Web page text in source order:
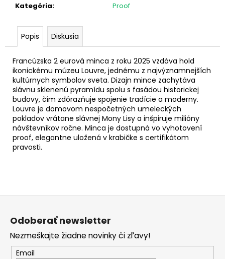
Kategória: Proof
Popis Diskusia
Francúzska 2 eurová minca z roku 2025 vzdáva hold
ikonickému múzeu Louvre, jednému z najvýznamnejších
kultúrnych symbolov sveta. Dizajn mince zachytáva
slávnu sklenenú pyramídu spolu s fasádou historickej
budovy, čím zdôrazňuje spojenie tradície a moderny.
Louvre je domovom nespočetných umeleckých
pokladov vrátane slávnej Mony Lisy a inšpiruje milióny
návštevníkov ročne. Minca je dostupná vo vyhotovení
proof, elegantne uložená v krabičke s certifikátom
pravosti.
ú
m
2
EURO
SLOVENSKO
2026
-
FUTBAL
(KARTA
S
MEDAILOU)
Z
Odoberať newsletter
Nezmeškajte žiadne novinky či zľavy!
Email